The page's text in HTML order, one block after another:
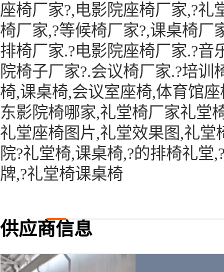
座椅厂家?,电影院座椅厂家,?礼
椅厂家,?等候椅厂家?,课桌椅厂
排椅厂家.?电影院座椅厂家.?音
院椅子厂家?.会议椅厂家.?培
椅,课桌椅,会议室座椅,体育馆
东影院椅哪家,礼堂椅厂家礼堂
礼堂座椅图片,礼堂效果图,礼堂
院?礼堂椅,课桌椅,?的排椅礼堂
牌,?礼堂椅课桌椅
供应商信息